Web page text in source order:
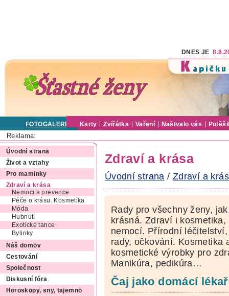
DNES JE
FOTOGALERIE Karty Zvířátka Vaření Naštvalo vás
Reklama:
Úvodní strana
Život a vztahy
Pro maminky
Zdraví a krása
Nemoci a prevence
Péče o krásu. Kosmetika
Móda
Hubnutí
Exotické tance
Bylinky
Náš domov
Cestování
Společnost
Diskusní fóra
Horoskopy, sny, tajemno
Zdraví a krása
Úvodní strana / Zdraví a
Rady pro všechny ženy,
krásná. Zdraví i
nemocí. Přírodní
rady, očkování. Kosmetika
kosmetické výrobky pro
Manikúra, pedikúra…
Čaj jako domácí